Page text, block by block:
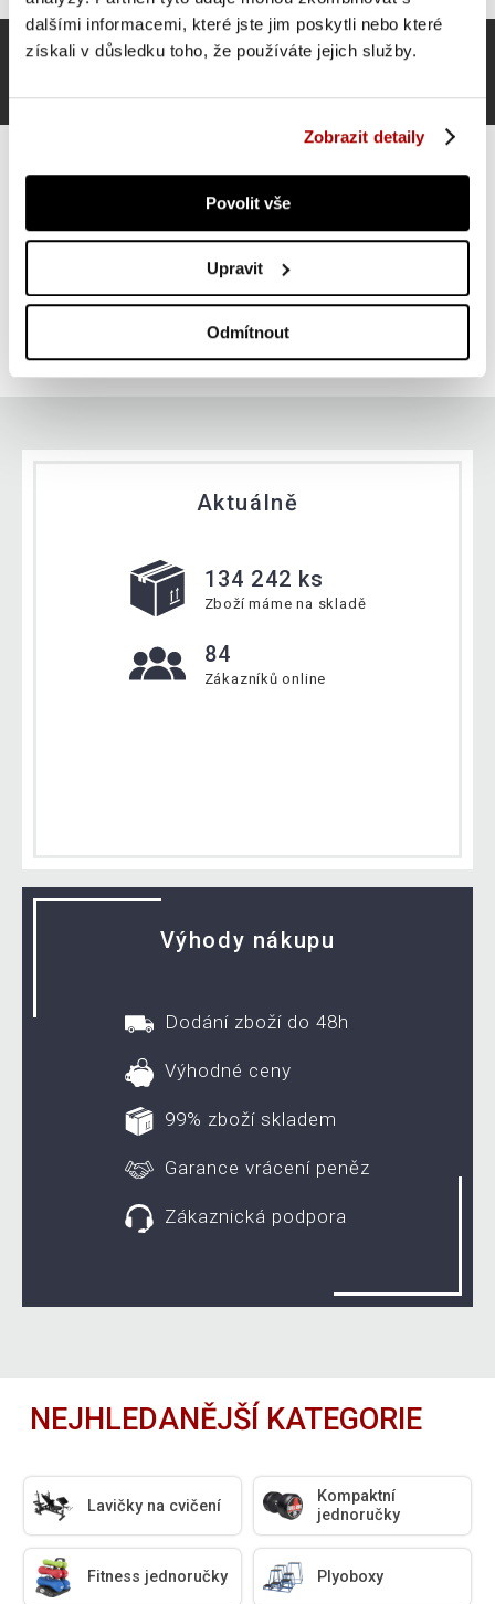
dalšími informacemi, které jste jim poskytli nebo které
získali v důsledku toho, že používáte jejich služby.
Zobrazit detaily
Povolit vše
Upravit
Odmítnout
Gorilla Sports Gymnastický míč, 55 cm, červený
412 Kč Do košíku
Aktuálně
134 242 ks
Zboží máme na skladě
84
Zákazníků online
Výhody nákupu
Dodání zboží do 48h
Výhodné ceny
99% zboží skladem
Garance vrácení peněz
Zákaznická podpora
NEJHLEDANĚJŠÍ KATEGORIE
Lavičky na cvičení
Kompaktní
jednoručky
Fitness jednoručky Plyoboxy